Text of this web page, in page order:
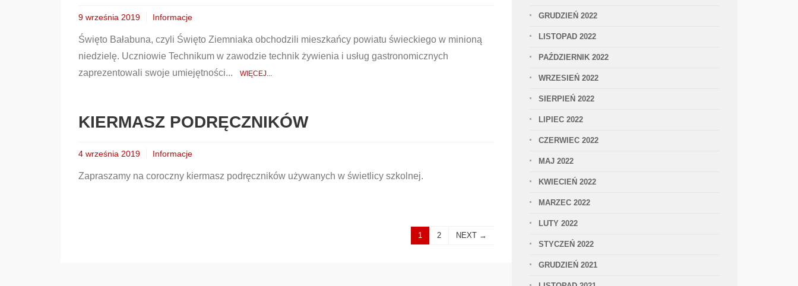
9 września 2019 Informacje
Święto Bałabuna, czyli Święto Ziemniaka obchodzili mieszkańcy powiatu świeckiego w minioną
niedzielę. Uczniowie Technikum w zawodzie technik żywienia i usług gastronomicznych
zaprezentowali swoje umiejętności...
WIĘCEJ...
KIERMASZ PODRĘCZNIKÓW
4 września 2019 Informacje
Zapraszamy na coroczny kiermasz podręczników używanych w świetlicy szkolnej.
1 2 NEXT →
GRUDZIEŃ 2022
LISTOPAD 2022
PAŹDZIERNIK 2022
WRZESIEŃ 2022
SIERPIEŃ 2022
LIPIEC 2022
CZERWIEC 2022
MAJ 2022
KWIECIEŃ 2022
MARZEC 2022
LUTY 2022
STYCZEŃ 2022
GRUDZIEŃ 2021